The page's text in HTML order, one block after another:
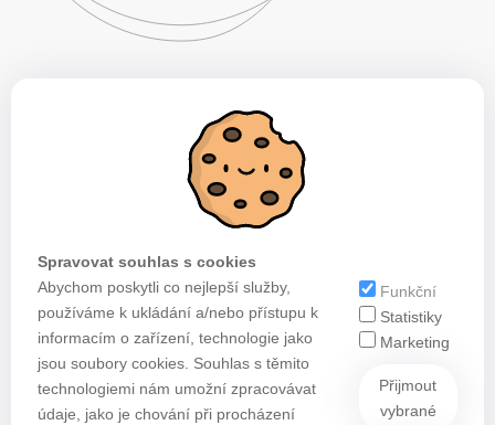
Spravovat souhlas s cookies
Abychom poskytli co nejlepší služby,
používáme k ukládání a/nebo přístupu k
informacím o zařízení, technologie jako
jsou soubory cookies. Souhlas s těmito
technologiemi nám umožní zpracovávat
údaje, jako je chování při procházení
Funkční
Statistiky
Marketing
Přijmout
vybrané